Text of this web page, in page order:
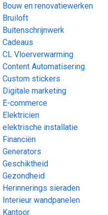
Bouw en renovatiewerken
Bruiloft
Buitenschrijnwerk
Cadeaus
CL Vloerverwarming
Content Automatisering
Custom stickers
Digitale marketing
E-commerce
Elektricien
elektrische installatie
Financiën
Generators
Geschiktheid
Gezondheid
Herinnerings sieraden
Interieur wandpanelen
Kantoor